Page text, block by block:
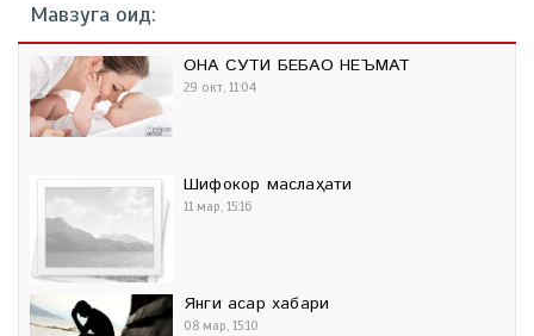
Мавзуга оид:
ОНА СУТИ БЕБАҲО НЕЪМАТ
29 окт, 11:04
Шифокор маслаҳати
11 мар, 15:16
Янги асар хабари
08 мар, 15:10